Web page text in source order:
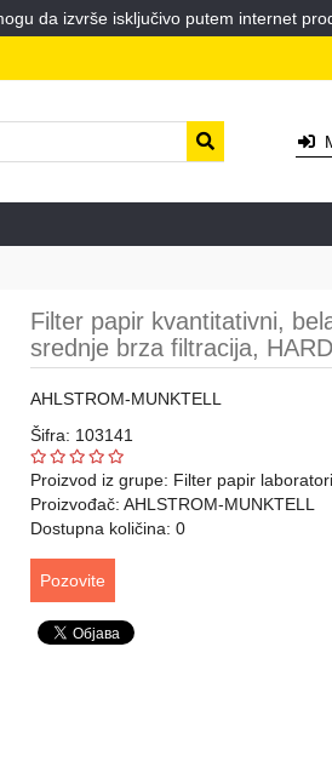
da izvrše isključivo putem internet
Filter papir kvantitativni,
srednje brza filtracija,
AHLSTROM-MUNKTELL
Šifra: 103141
Proizvod iz grupe: Filter papir
Proizvođač: AHLSTROM-MUNKTELL
Dostupna količina: 0
Pozovite